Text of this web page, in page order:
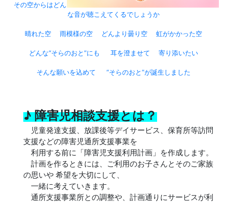
その空からはどん
な音が聴こえてくるでしょうか
晴れた空 雨模様の空 どんより曇り空 虹がかかった空
どんな“そらのおと”にも 耳を澄ませて 寄り添いたい
そんな願いを込めて “そらのおと”が誕生しました
♪ 障害児相談支援とは？
児童発達支援、放課後等デイサービス、保育所等訪問
支援などの障害児通所支援事業を
利用する前に「障害児支援利用計画」を作成します。
計画を作るときには、ご利用のお子さんとそのご家族
の思いや 希望を大切にして、
一緒に考えていきます。
通所支援事業所との調整や、計画通りにサービスが利